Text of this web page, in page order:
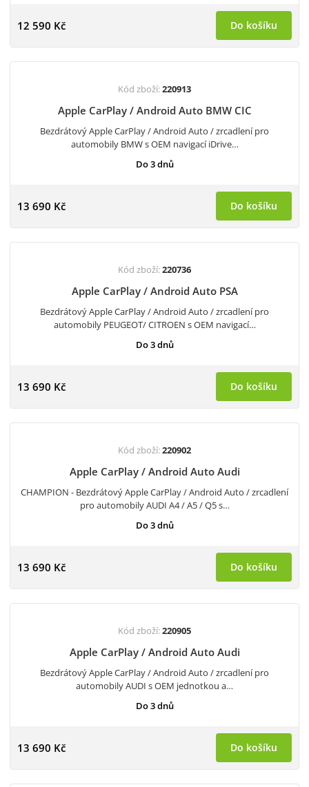
12 590 Kč Do košíku
Kód zboží:220913
Apple CarPlay / Android Auto BMW CIC
Bezdrátový Apple CarPlay / Android Auto / zrcadlení pro
automobily BMW s OEM navigací iDrive…
Do 3 dnů
13 690 Kč Do košíku
Kód zboží:220736
Apple CarPlay / Android Auto PSA
Bezdrátový Apple CarPlay / Android Auto / zrcadlení pro
automobily PEUGEOT/ CITROEN s OEM navigací…
Do 3 dnů
13 690 Kč Do košíku
Kód zboží:220902
Apple CarPlay / Android Auto Audi
CHAMPION - Bezdrátový Apple CarPlay / Android Auto / zrcadlení
pro automobily AUDI A4 / A5 / Q5 s…
Do 3 dnů
13 690 Kč Do košíku
Kód zboží:220905
Apple CarPlay / Android Auto Audi
Bezdrátový Apple CarPlay / Android Auto / zrcadlení pro
automobily AUDI s OEM jednotkou a…
Do 3 dnů
13 690 Kč Do košíku